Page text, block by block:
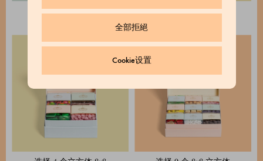
全部拒絕
Cookie设置
综合装 选择 2 个立方体 8x8